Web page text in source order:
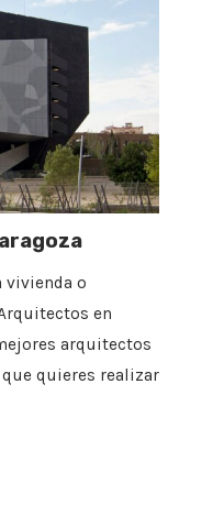
vivienda o
en
arquitectos
quieres realizar